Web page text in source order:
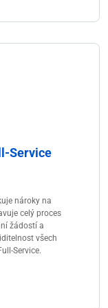
Service
nároky na
celý proces
žádostí a
všech
Service.